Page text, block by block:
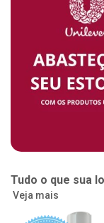
Tudo o que sua
Veja mais